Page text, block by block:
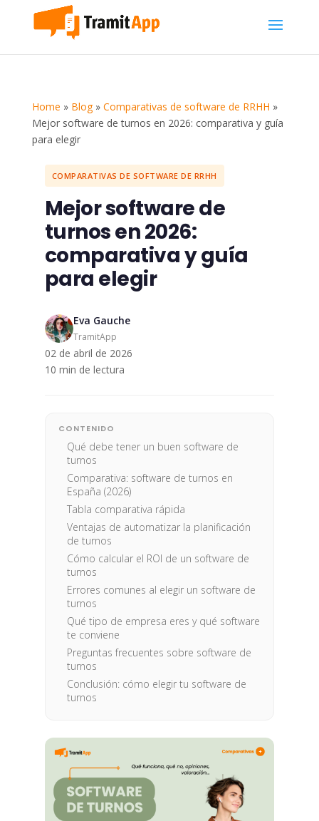
Home » Blog» Comparativas de software de RRHH »
Mejor software de turnos en 2026: comparativa y guía
para elegir
COMPARATIVAS DE SOFTWARE DE RRHH
Mejor software de
turnos en 2026:
comparativa y guía
para elegir
Eva Gauche
TramitApp
02 de abril de 2026
10 min de lectura
CONTENIDO
Qué debe tener un buen software de
turnos
Comparativa: software de turnos en
España (2026)
Tabla comparativa rápida
Ventajas de automatizar la planificación
de turnos
Cómo calcular el ROI de un software de
turnos
Errores comunes al elegir un software de
turnos
Qué tipo de empresa eres y qué software
te conviene
Preguntas frecuentes sobre software de
turnos
Conclusión: cómo elegir tu software de
turnos